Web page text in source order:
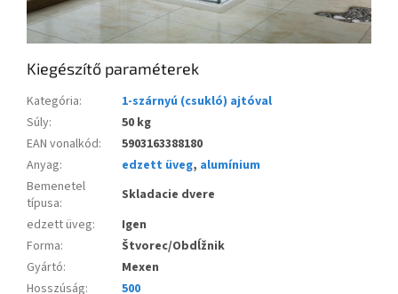
Kiegészítő paraméterek
Kategória:
1-szárnyú (csukló) ajtóval
Súly:
50 kg
EAN vonalkód:
5903163388180
Anyag: edzett üveg, alumínium
Bemenetel
típusa:
Skladacie dvere
edzett üveg:
Igen
Forma:
Štvorec/Obdĺžnik
Gyártó:
Mexen
Hosszúság:
500